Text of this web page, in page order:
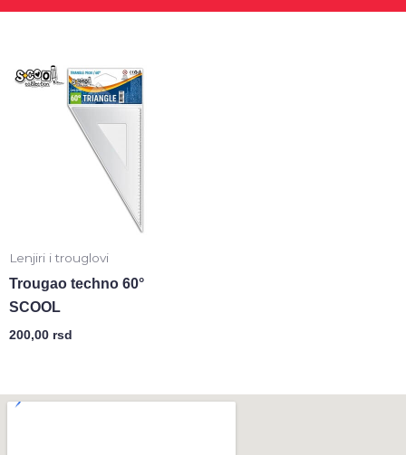
Lenjiri i trouglovi
Trougao techno 60°
SCOOL
200,00 rsd